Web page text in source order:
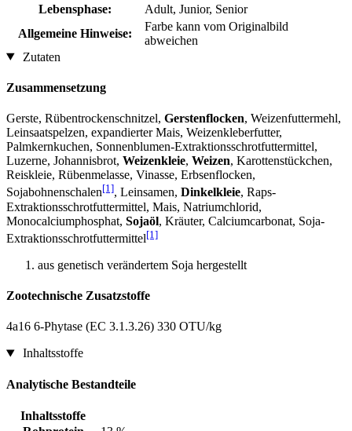
Lebensphase:
Adult, Junior, Senior
Allgemeine Hinweise:
Farbe kann vom Originalbild
abweichen
Zutaten
Zusammensetzung
Gerste, Rübentrockenschnitzel, Gerstenflocken, Weizenfuttermehl,
Leinsaatspelzen, expandierter Mais, Weizenkleberfutter,
Palmkernkuchen, Sonnenblumen-Extraktionsschrotfuttermittel,
Luzerne, Johannisbrot, Weizenkleie, Weizen, Karottenstückchen,
Reiskleie, Rübenmelasse, Vinasse, Erbsenflocken,
Sojabohnenschalen[1], Leinsamen, Dinkelkleie, Raps-
Extraktionsschrotfuttermittel, Mais, Natriumchlorid,
Monocalciumphosphat, Sojaöl, Kräuter, Calciumcarbonat, Soja-
Extraktionsschrotfuttermittel[1]
aus genetisch verändertem Soja hergestellt
Zootechnische Zusatzstoffe
4a16 6-Phytase (EC 3.1.3.26) 330 OTU/kg
Inhaltsstoffe
Analytische Bestandteile
Inhaltsstoffe